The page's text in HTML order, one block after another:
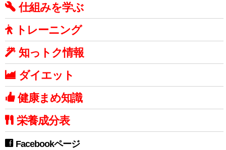
仕組みを学ぶ
トレーニング
知っトク情報
ダイエット
健康まめ知識
栄養成分表
Facebookページ